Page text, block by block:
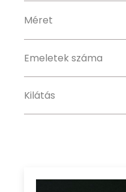
Méret
Emeletek száma
Kilátás